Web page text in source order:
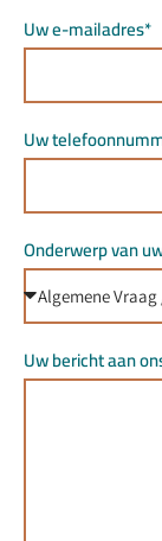
Uw e-mailadres*
Uw
Onderwerp van
Uw bericht aan